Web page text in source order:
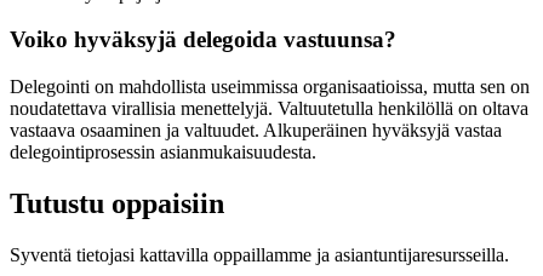
Voiko hyväksyjä delegoida vastuunsa?
Delegointi on mahdollista useimmissa organisaatioissa, mutta sen on
noudatettava virallisia menettelyjä. Valtuutetulla henkilöllä on oltava
vastaava osaaminen ja valtuudet. Alkuperäinen hyväksyjä vastaa
delegointiprosessin asianmukaisuudesta.
Tutustu oppaisiin
Syventä tietojasi kattavilla oppaillamme ja asiantuntijaresursseilla.